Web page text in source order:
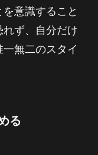
意識すること
ず、自分だけ
無二のスタイ
る